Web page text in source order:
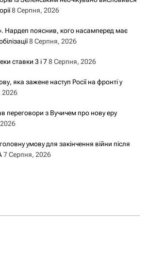
8 Серпня, 2026
Нардеп пояснив, кого насамперед має
8 Серпня, 2026
ставки 3 і 78 Серпня, 2026
яка зажене наступ Росії на фронті у
2026
переговори з Вучичем про нову еру
умову для закінчення війни після
7 Серпня, 2026